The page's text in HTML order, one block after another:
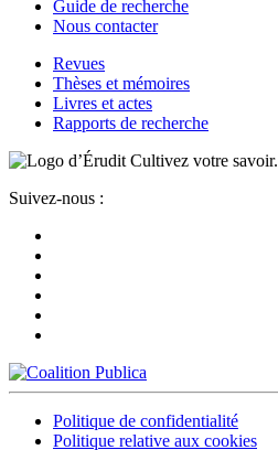
Guide de recherche
Nous contacter
Revues
Thèses et mémoires
Livres et actes
Rapports de recherche
Cultivez votre savoir.
Suivez-nous :
Politique de confidentialité
Politique relative aux cookies